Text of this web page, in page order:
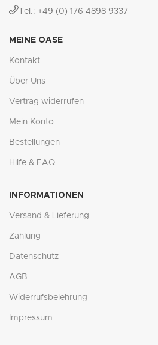
Tel.: +49 (0) 176 4898 9337
MEINE OASE
Kontakt
Über Uns
Vertrag widerrufen
Mein Konto
Bestellungen
Hilfe & FAQ
INFORMATIONEN
Versand & Lieferung
Zahlung
Datenschutz
AGB
Widerrufsbelehrung
Impressum